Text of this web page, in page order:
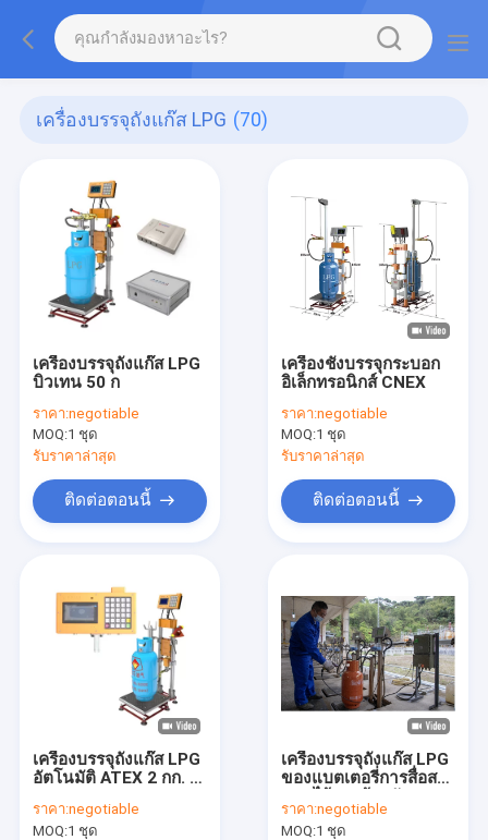
เครื่องบรรจุถังแก๊ส LPG (70)
เครื่องบรรจุถังแก๊ส LPG
บิวเทน 50 ก
ราคา:negotiable
MOQ:1 ชุด
รับราคาล่าสุด
ติดต่อตอนนี้
เครื่องชั่งบรรจุกระบอก
อิเล็กทรอนิกส์ CNEX
ราคา:negotiable
MOQ:1 ชุด
รับราคาล่าสุด
ติดต่อตอนนี้
เครื่องบรรจุถังแก๊ส LPG
อัตโนมัติ ATEX 2 กก. -
ราคา:negotiable
MOQ:1 ชุด
เครื่องบรรจุถังแก๊ส LPG
ของแบตเตอรี่การสื่อสาร
ระเบิด
ราคา:negotiable
MOQ:1 ชุด